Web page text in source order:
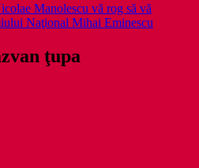
Manolescu vă rog să vă
Naţional Mihai Eminescu
ţupa